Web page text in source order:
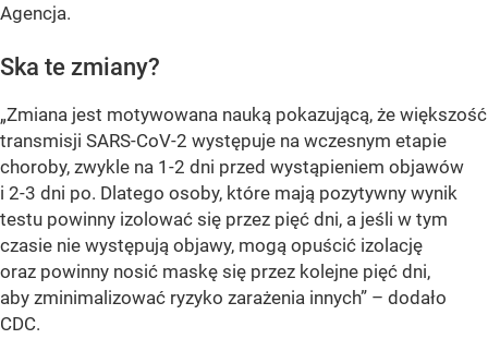
Agencja.
Ska te zmiany?
„Zmiana jest motywowana nauką pokazującą, że większość
transmisji SARS-CoV-2 występuje na wczesnym etapie
choroby, zwykle na 1-2 dni przed wystąpieniem objawów
i 2-3 dni po. Dlatego osoby, które mają pozytywny wynik
testu powinny izolować się przez pięć dni, a jeśli w tym
czasie nie występują objawy, mogą opuścić izolację
oraz powinny nosić maskę się przez kolejne pięć dni,
aby zminimalizować ryzyko zarażenia innych” – dodało
CDC.